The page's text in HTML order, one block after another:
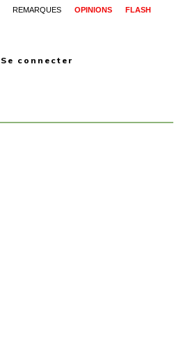
REMARQUES OPINIONS FLASH
Se connecter